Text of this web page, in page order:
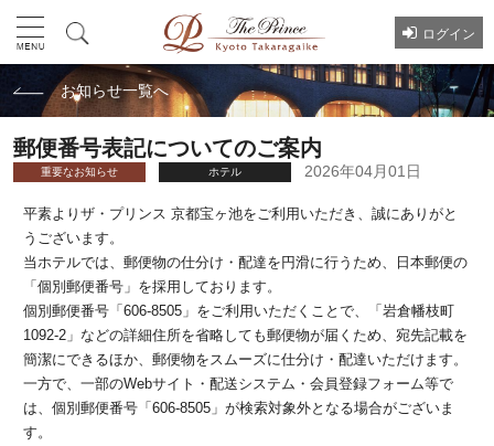
ログイン
お知らせ一覧へ
郵便番号表記についてのご案内
重要なお知らせ ホテル 2026年04月01日
平素よりザ・プリンス 京都宝ヶ池をご利用いただき、誠にありがと
うございます。
当ホテルでは、郵便物の仕分け・配達を円滑に行うため、日本郵便の
「個別郵便番号」を採用しております。
個別郵便番号「606-8505」をご利用いただくことで、「岩倉幡枝町
1092-2」などの詳細住所を省略しても郵便物が届くため、宛先記載を
簡潔にできるほか、郵便物をスムーズに仕分け・配達いただけます。
一方で、一部のWebサイト・配送システム・会員登録フォーム等で
は、個別郵便番号「606-8505」が検索対象外となる場合がございま
す。